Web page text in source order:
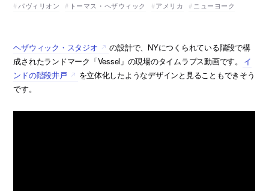
パヴィリオン
トーマス・ヘザウィック アメリカ ニューヨーク
ヘザウィック・スタジオ
の設計で、NYにつくられている階段で構
成されたランドマーク「Vessel」の現場のタイムラプス動画です。
イ
ンドの階段井戸
を立体化したようなデザインと見ることもできそう
です。